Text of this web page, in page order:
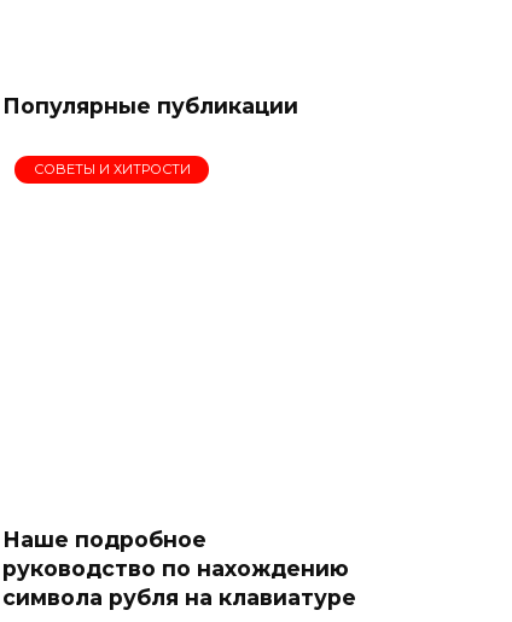
Популярные публикации
СОВЕТЫ И ХИТРОСТИ
Наше подробное
руководство по нахождению
символа рубля на клавиатуре